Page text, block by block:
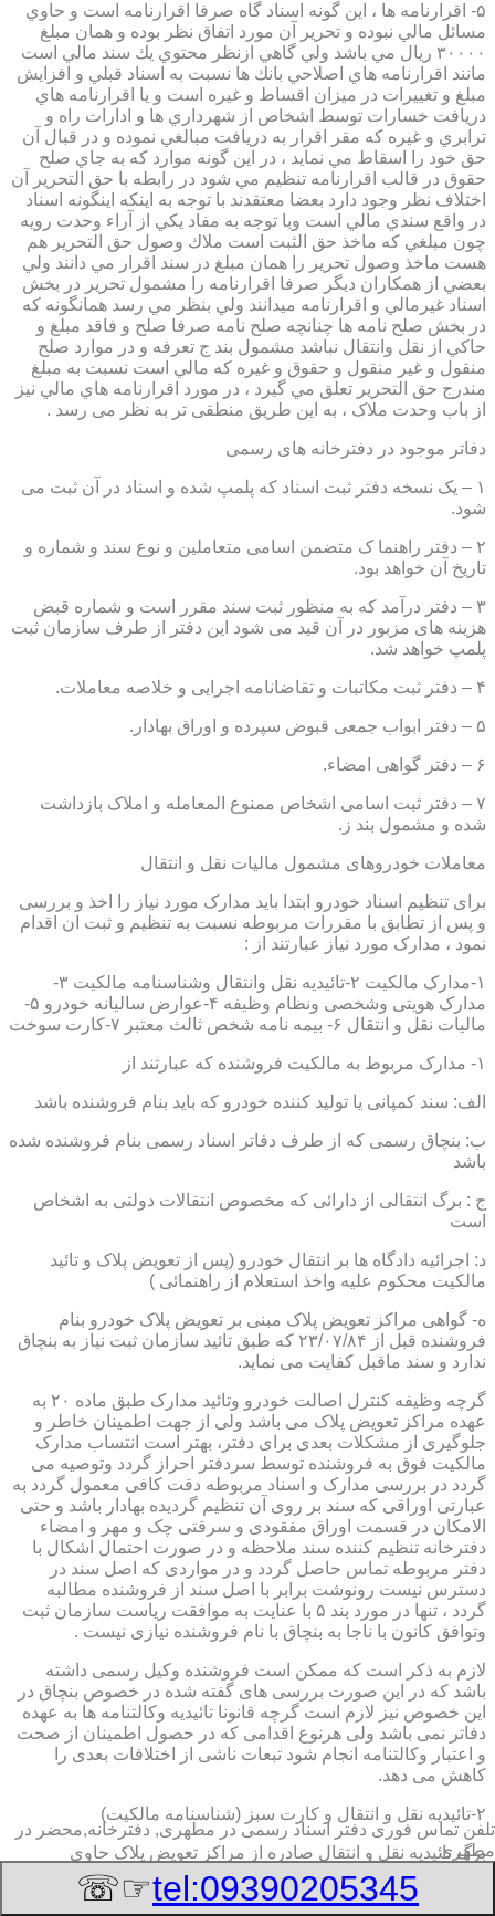
۵- اقرارنامه ها ، اين گونه اسناد گاه صرفا اقرارنامه است و حاوي
مسائل مالي نبوده و تحرير آن مورد اتفاق نظر بوده و همان مبلغ
۳۰۰۰۰ ريال مي باشد ولي گاهي ازنظر محتوي يك سند مالي است
مانند اقرارنامه هاي اصلاحي بانك ها نسبت به اسناد قبلي و افزايش
مبلغ و تغييرات در ميزان اقساط و غيره است و يا اقرارنامه هاي
دريافت خسارات توسط اشخاص از شهرداري ها و ادارات راه و
ترابري و غيره كه مقر اقرار به دريافت مبالغي نموده و در قبال آن
حق خود را اسقاط مي نمايد ، در اين گونه موارد كه به جاي صلح
حقوق در قالب اقرارنامه تنظيم مي شود در رابطه با حق التحرير آن
اختلاف نظر وجود دارد بعضا معتقدند با توجه به اينكه اينگونه اسناد
در واقع سندي مالي است وبا توجه به مفاد يكي از آراء وحدت رويه
چون مبلغي كه ماخذ حق الثبت است ملاك وصول حق التحرير هم
هست ماخذ وصول تحرير را همان مبلغ در سند اقرار مي دانند ولي
بعضي از همكاران ديگر صرفا اقرارنامه را مشمول تحرير در بخش
اسناد غيرمالي و اقرارنامه ميدانند ولي بنظر مي رسد همانگونه كه
در بخش صلح نامه ها چنانچه صلح نامه صرفا صلح و فاقد مبلغ و
حاكي از نقل وانتقال نباشد مشمول بند ج تعرفه و در موارد صلح
منقول و غير منقول و حقوق و غيره كه مالي است نسبت به مبلغ
مندرج حق التحرير تعلق مي گيرد ، در مورد اقرارنامه هاي مالي نيز
از باب وحدت ملاک ، به این طریق منطقی تر به نظر می رسد .
دفاتر موجود در دفترخانه های رسمی
۱ – یک نسخه دفتر ثبت اسناد که پلمپ شده و اسناد در آن ثبت می
شود.
۲ – دفتر راهنما ک متضمن اسامی متعاملین و نوع سند و شماره و
تاریخ آن خواهد بود.
۳ – دفتر درآمد که به منظور ثبت سند مقرر است و شماره قبض
هزینه های مزبور در آن قید می شود این دفتر از طرف سازمان ثبت
پلمپ خواهد شد.
۴ – دفتر ثبت مکاتبات و تقاضانامه اجرایی و خلاصه معاملات.
۵ – دفتر ابواب جمعی قبوض سپرده و اوراق بهادار.
۶ – دفتر گواهی امضاء.
۷ – دفتر ثبت اسامی اشخاص ممنوع المعامله و املاک بازداشت
شده و مشمول بند ز.
معاملات خودروهای مشمول مالیات نقل و انتقال
برای تنظیم اسناد خودرو ابتدا باید مدارک مورد نیاز را اخذ و بررسی
و پس از تطابق با مقررات مربوطه نسبت به تنظیم و ثبت ان اقدام
نمود ، مدارک مورد نیاز عبارتند از :
۱-مدارک مالکیت ۲-تائیدیه نقل وانتقال وشناسنامه مالکیت ۳-
مدارک هویتی وشخصی ونظام وظیفه ۴-عوارض سالیانه خودرو ۵-
مالیات نقل و انتقال ۶- بیمه نامه شخص ثالث معتبر ۷-کارت سوخت
۱- مدارک مربوط به مالکیت فروشنده که عبارتند از
الف: سند کمپانی یا تولید کننده خودرو که باید بنام فروشنده باشد
ب: بنچاق رسمی که از طرف دفاتر اسناد رسمی بنام فروشنده شده
باشد
ج : برگ انتقالی از دارائی که مخصوص انتقالات دولتی به اشخاص
است
د: اجرائیه دادگاه ها بر انتقال خودرو (پس از تعویض پلاک و تائید
مالکیت محکوم علیه واخذ استعلام از راهنمائی )
ه- گواهی مراکز تعویض پلاک مبنی بر تعویض پلاک خودرو بنام
فروشنده قبل از ۲۳/۰۷/۸۴ که طبق تائید سازمان ثبت نیاز به بنچاق
ندارد و سند ماقبل کفایت می نماید.
گرچه وظیفه کنترل اصالت خودرو وتائید مدارک طبق ماده ۲۰ به
عهده مراکز تعویض پلاک می باشد ولی از جهت اطمینان خاطر و
جلوگیری از مشکلات بعدی برای دفتر، بهتر است انتساب مدارک
مالکیت فوق به فروشنده توسط سردفتر احراز گردد وتوصیه می
گردد در بررسی مدارک و اسناد مربوطه دقت کافی معمول گردد به
عبارتی اوراقی که سند بر روی آن تنظیم گردیده بهادار باشد و حتی
الامکان در قسمت اوراق مفقودی و سرقتی چک و مهر و امضاء
دفترخانه تنظیم کننده سند ملاحظه و در صورت احتمال اشکال با
دفتر مربوطه تماس حاصل گردد و در مواردی که اصل سند در
دسترس نیست رونوشت برابر با اصل سند از فروشنده مطالبه
گردد ، تنها در مورد بند ۵ با عنایت به موافقت ریاست سازمان ثبت
وتوافق کانون با ناجا به بنچاق با نام فروشنده نیازی نیست .
لازم به ذکر است که ممکن است فروشنده وکیل رسمی داشته
باشد که در این صورت بررسی های گفته شده در خصوص بنچاق در
این خصوص نیز لازم است گرچه قانونا تائیدیه وکالتنامه ها به عهده
دفاتر نمی باشد ولی هرنوع اقدامی که در حصول اطمینان از صحت
و اعتبار وکالتنامه انجام شود تبعات ناشی از اختلافات بعدی را
کاهش می دهد.
۲-تائیدیه نقل و انتقال و کارت سبز (شناسنامه مالکیت)
برگ تائیدیه نقل و انتقال صادره از مراکز تعویض پلاک حاوی
مشخصات کامل خودرو اعم از نوع ، سیستم ، مدل ، رنگ ، شماره
تلفن تماس فوری دفتر اسناد رسمی در مطهری, دفترخانه,محضر در
مطهری
tel:09390205345
☞☏